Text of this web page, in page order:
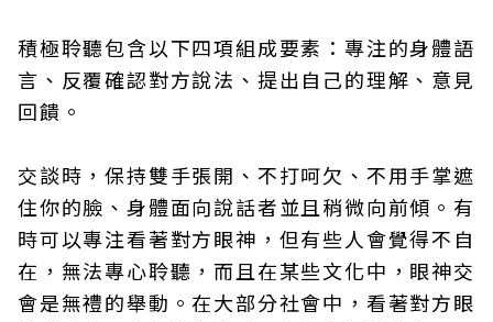
積極聆聽包含以下四項組成要素：專注的身體語
言、反覆確認對方說法、提出自己的理解、意見
回饋。
交談時，保持雙手張開、不打呵欠、不用手掌遮
住你的臉、身體面向說話者並且稍微向前傾。有
時可以專注看著對方眼神，但有些人會覺得不自
在，無法專心聆聽，而且在某些文化中，眼神交
會是無禮的舉動。在大部分社會中，看著對方眼